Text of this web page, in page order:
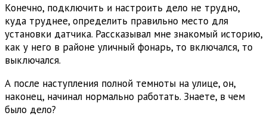
Конечно, подключить и настроить дело не трудно,
куда труднее, определить правильно место для
установки датчика. Рассказывал мне знакомый историю,
как у него в районе уличный фонарь, то включался, то
выключался.
А после наступления полной темноты на улице, он,
наконец, начинал нормально работать. Знаете, в чем
было дело?